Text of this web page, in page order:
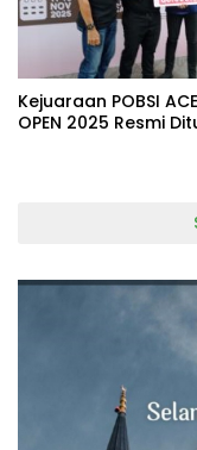
Kejuaraan POBSI
OPEN 2025 Resmi